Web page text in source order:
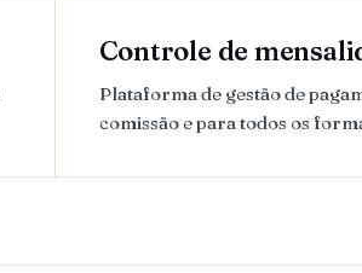
Controle de
Plataforma de gestão de
comissão e para todos os